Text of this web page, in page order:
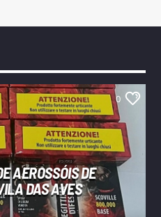
0
AEROSSÓIS DE
DAS AVES